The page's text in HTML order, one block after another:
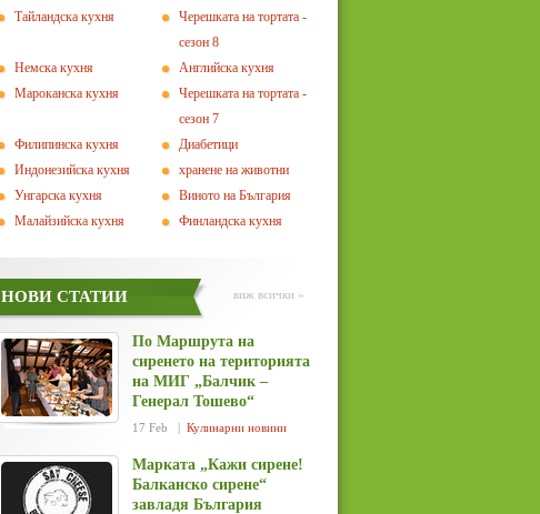
Тайландска кухня
Черешката на тортата -
сезон 8
Немска кухня
Английска кухня
Мароканска кухня
Черешката на тортата -
сезон 7
Филипинска кухня
Диабетици
Индонезийска кухня
хранене на животни
Унгарска кухня
Виното на България
Малайзийска кухня
Финландска кухня
НОВИ СТАТИИ виж всички »
По Маршрута на
сиренето на територията
на МИГ „Балчик –
Генерал Тошево“
17 Feb | Кулинарни новини
Марката „Кажи сирене!
Балканско сирене“
завладя България